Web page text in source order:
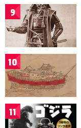
9
10
11